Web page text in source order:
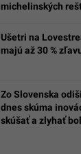
michelinských
Ušetri na
majú až 30 %
Zo Slovenska
dnes skúma
skúšať a zlyhať